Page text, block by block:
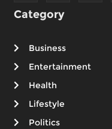
Category
Business
Entertainment
Health
Lifestyle
Politics